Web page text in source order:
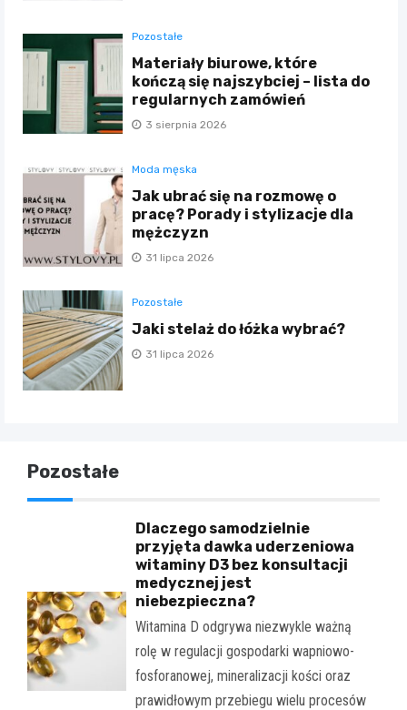
Pozostałe
Materiały biurowe, które
kończą się najszybciej – lista do
regularnych zamówień
3 sierpnia 2026
Moda męska
Jak ubrać się na rozmowę o
pracę? Porady i stylizacje dla
mężczyzn
31 lipca 2026
Pozostałe
Jaki stelaż do łóżka wybrać?
31 lipca 2026
Pozostałe
Dlaczego samodzielnie
przyjęta dawka uderzeniowa
witaminy D3 bez konsultacji
medycznej jest
niebezpieczna?
Witamina D odgrywa niezwykle ważną
rolę w regulacji gospodarki wapniowo-
fosforanowej, mineralizacji kości oraz
prawidłowym przebiegu wielu procesów